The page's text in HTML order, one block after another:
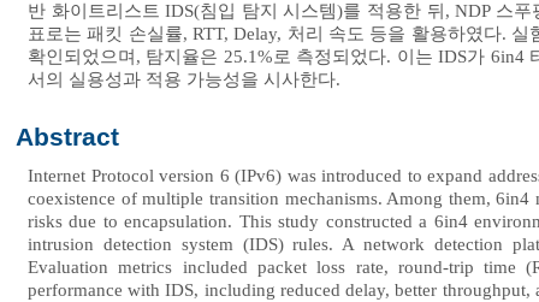
반 화이트리스트 IDS(침입 탐지 시스템)를 적용한 뒤, NDP 스
표로는 패킷 손실률, RTT, Delay, 처리 속도 등을 활용하였다.
확인되었으며, 탐지율은 25.1%로 측정되었다. 이는 IDS가
서의 실용성과 적용 가능성을 시사한다.
Abstract
Internet Protocol version 6 (IPv6) was introduced to expand
coexistence of multiple transition mechanisms. Among them,
risks due to encapsulation. This study constructed a 6in4
intrusion detection system (IDS) rules. A network detection
Evaluation metrics included packet loss rate, round-trip time
performance with IDS, including reduced delay, better